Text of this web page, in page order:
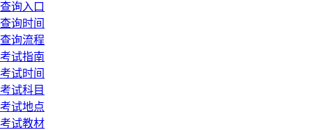
查询入口
查询时间
查询流程
考试指南
考试时间
考试科目
考试地点
考试教材